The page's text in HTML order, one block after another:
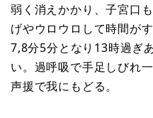
弱く消えかかり、子宮口
げやウロウロして時間が
7,8分5分となり13時過ぎ
い。過呼吸で手足しびれ
声援で我にもどる。